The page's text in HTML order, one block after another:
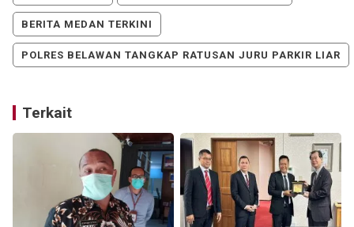
BERITA MEDAN TERKINI
POLRES BELAWAN TANGKAP RATUSAN JURU PARKIR LIAR
Terkait